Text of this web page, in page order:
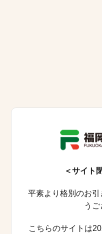
＜サイト
平素より格別のお
うご
こちらのサイトは